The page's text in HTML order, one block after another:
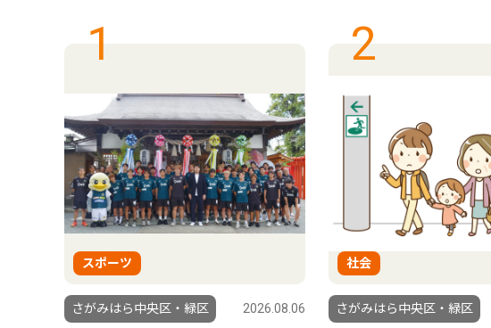
1
スポーツ
さがみはら中央区・緑区 2026.08.06
2
社会
さがみはら中央区・緑区